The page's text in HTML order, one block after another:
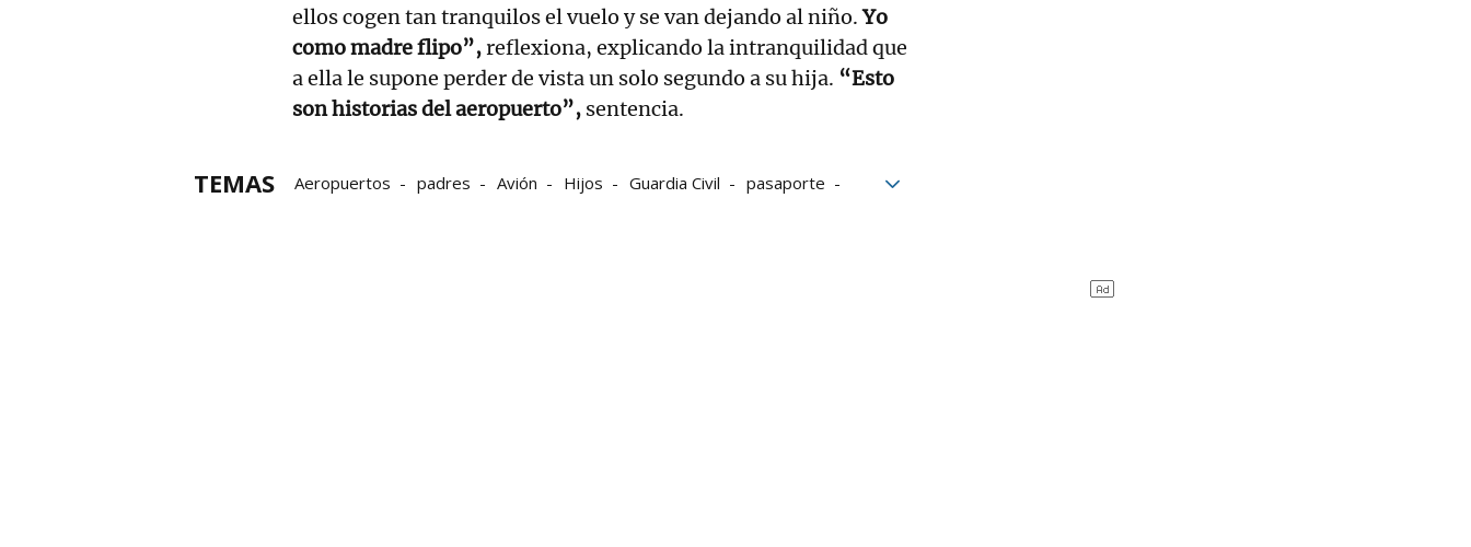
ellos cogen tan tranquilos el vuelo y se van dejando al niño.Yo
como madre flipo”,reflexiona, explicando la intranquilidad que
a ella le supone perder de vista un solo segundo a su hija. “Esto
son historias del aeropuerto”, sentencia.
TEMAS Aeropuertos padres Avión Hijos Guardia Civil
pasaporte